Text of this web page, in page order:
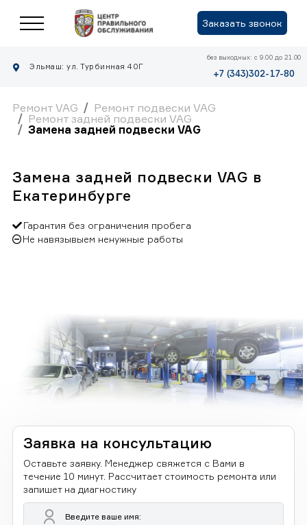
Заказать звонок
Эльмаш: ул. Турбинная 40Г
без выходных: с 9.00 до 21.00
+7 (343)302-17-80
Ремонт VAG
Ремонт подвески VAG
Ремонт задней подвески VAG
Замена задней подвески VAG
Замена задней подвески VAG в
Екатеринбурге
Гарантия без ограничения пробега
Не навязывыем ненужные работы
Заявка на консультацию
Оставьте заявку. Менеджер свяжется с Вами в
течение 10 минут. Рассчитает стоимость ремонта или
запишет на диагностику